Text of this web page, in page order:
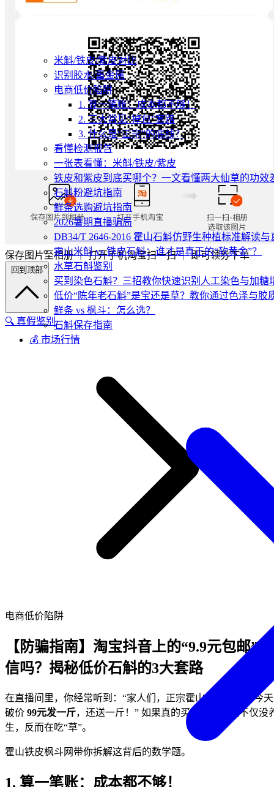
米斛/铁皮/紫皮对比
识别胶水/重金属
电商低价陷阱
1. 算一笔账：成本都不够！
2. 三大常见“掉包”套路
3. 什么是“正宗”的底线？
看懂检测报告
一张表看懂：米斛/铁皮/紫皮
铁皮和紫皮到底买哪个？一文看懂两大仙草的功效
石斛粉避坑指南
鲜条选购避坑指南
2026暑期直播骗局
DB34/T 2646-2016 霍山石斛仿野生种植标准解读
霍山米斛 vs 铁皮石斛：谁才是真正的“软黄金”？
水草石斛鉴别
买到染色石斛？三招教你快速识别人工染色与加糖
低价“陈年老石斛”是宝还是草？教你通过色泽与胶
鲜条 vs 枫斗：怎么选？
石斛保存指南
💰 市场行情
保存图片至相册 ｜ 打开手机淘宝扫一扫 ｜ 即可领券下单
回到顶部
🔍 真假鉴别
电商低价陷阱
【防骗指南】淘宝抖音上的“9.9元包邮”能
信吗？揭秘低价石斛的3大套路
在直播间里，你经常听到：“家人们，正宗霍山铁皮石斛，今天
破价 99元发一斤，还送一斤！” 如果真的买了，你可能不仅没
生，反而在吃“草”。
霍山铁皮枫斗网带你拆解这背后的数学题。
1. 算一笔账：成本都不够！